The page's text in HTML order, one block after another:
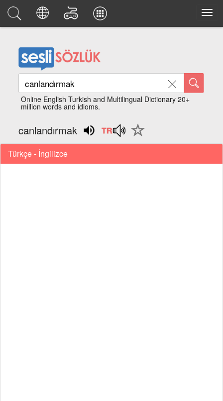
Online English Turkish and Multilingual Dictionary 20+
million words and idioms.
canlandırmak
Türkçe - İngilizce